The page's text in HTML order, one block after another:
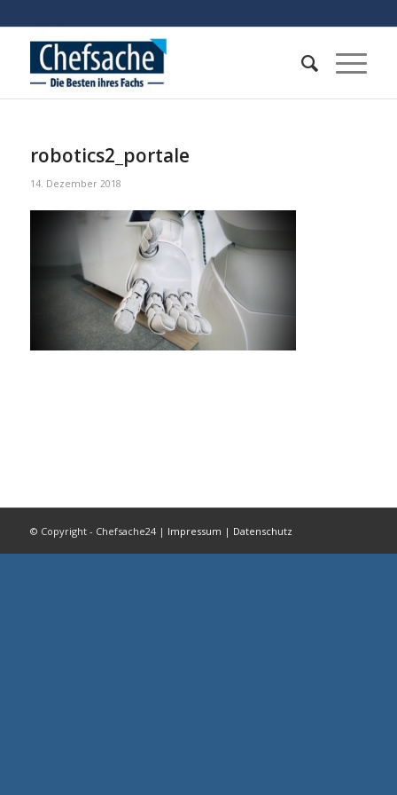
robotics2_portale
14. Dezember 2018
© Copyright - Chefsache24 | Impressum | Datenschutz